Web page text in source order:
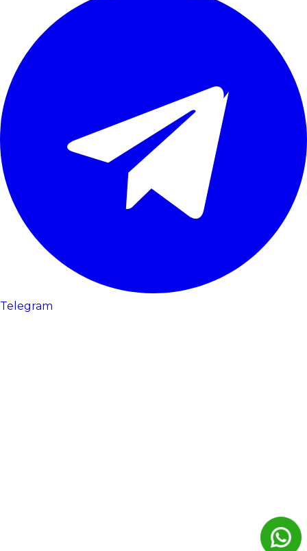
Telegram